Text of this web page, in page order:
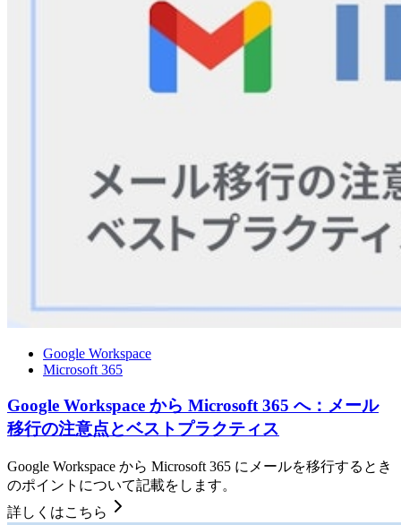
Google Workspace
Microsoft 365
Google Workspace から Microsoft 365 へ：メール
移行の注意点とベストプラクティス
Google Workspace から Microsoft 365 にメールを移行するとき
のポイントについて記載をします。
詳しくはこちら